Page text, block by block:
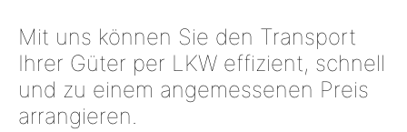
Mit uns können Sie den Transport
Ihrer Güter per LKW effizient, schnell
und zu einem angemessenen Preis
arrangieren.